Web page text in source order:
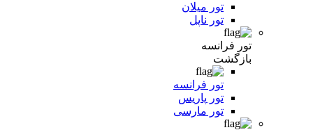
تور میلان
تور ناپل
تور فرانسه
بازگشت
تور فرانسه
تور پاریس
تور مارسی